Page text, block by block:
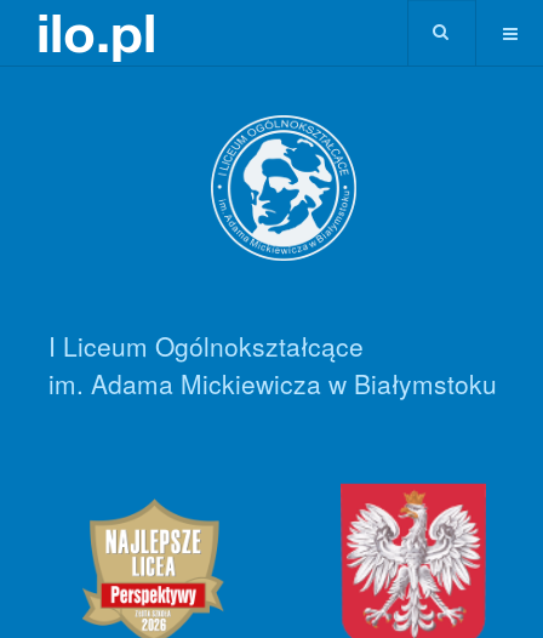
I Liceum Ogólnokształcące
im. Adama Mickiewicza w Białymstoku